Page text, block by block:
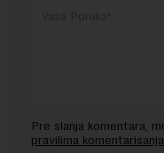
Pre slanja komentara,
pravilima